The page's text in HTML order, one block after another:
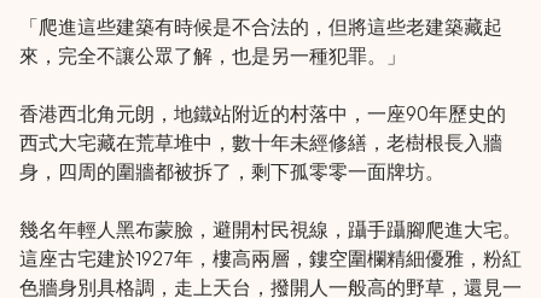
「爬進這些建築有時候是不合法的，但將這些老建築藏起
來，完全不讓公眾了解，也是另一種犯罪。」
香港西北角元朗，地鐵站附近的村落中，一座90年歷史的
西式大宅藏在荒草堆中，數十年未經修繕，老樹根長入牆
身，四周的圍牆都被拆了，剩下孤零零一面牌坊。
幾名年輕人黑布蒙臉，避開村民視線，躡手躡腳爬進大宅。
這座古宅建於1927年，樓高兩層，鏤空圍欄精細優雅，粉紅
色牆身別具格調，走上天台，撥開人一般高的野草，還見一